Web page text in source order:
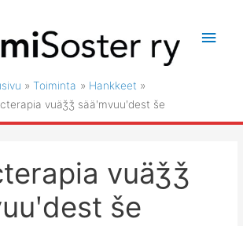
Toiminta
Hankkeet
vuäǯǯ sääʹmvuuʹdest še
vuäǯǯ
še